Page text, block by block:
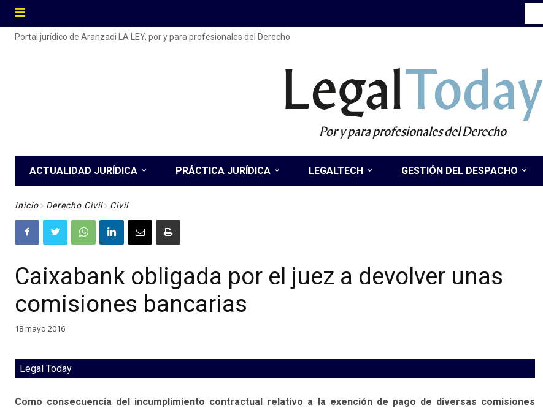
Portal jurídico de Aranzadi LA LEY, por y para profesionales del Derecho
LegalToday
Por y para profesionales del Derecho
ACTUALIDAD JURÍDICA PRÁCTICA JURÍDICA LEGALTECH GESTIÓN DEL DESPACHO
Inicio Derecho Civil Civil
Caixabank obligada por el juez a devolver unas
comisiones bancarias
18 mayo 2016
Legal Today
Como consecuencia del incumplimiento contractual relativo a la exención de pago de diversas comisiones